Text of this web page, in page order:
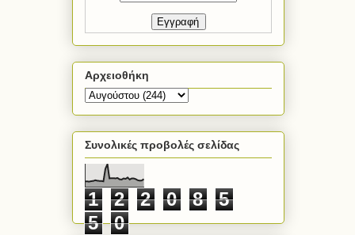
Αρχειοθήκη
Συνολικές προβολές σελίδας
1 2 2 0 8
5
5
0